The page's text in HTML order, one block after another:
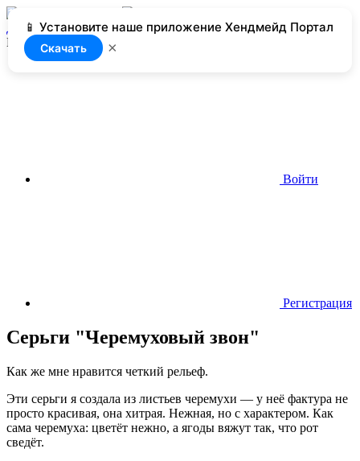
📱 Установите наше приложение Хендмейд Портал
Скачать ×
Добавить
Нет доступа
Войти
Регистрация
Серьги "Черемуховый звон"
Как же мне нравится четкий рельеф.
Эти серьги я создала из листьев черемухи — у неё фактура не
просто красивая, она хитрая. Нежная, но с характером. Как
сама черемуха: цветёт нежно, а ягоды вяжут так, что рот
сведёт.